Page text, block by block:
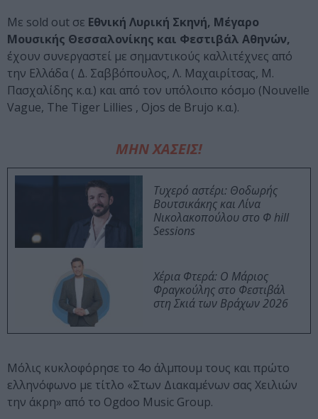
Με sold out σε Εθνική Λυρική Σκηνή, Μέγαρο
Μουσικής Θεσσαλονίκης και Φεστιβάλ Αθηνών,
έχουν συνεργαστεί με σημαντικούς καλλιτέχνες από
την Ελλάδα ( Δ. Σαββόπουλος, Λ. Μαχαιρίτσας, Μ.
Πασχαλίδης κ.α.) και από τον υπόλοιπο κόσμο (Nouvelle
Vague, The Tiger Lillies , Ojos de Brujo κ.α.).
ΜΗΝ ΧΑΣΕΙΣ!
Τυχερό αστέρι: Θοδωρής
Βουτσικάκης και Λίνα
Νικολακοπούλου στο Φ hill
Sessions
Χέρια Φτερά: Ο Μάριος
Φραγκούλης στο Φεστιβάλ
στη Σκιά των Βράχων 2026
Μόλις κυκλοφόρησε το 4ο άλμπουμ τους και πρώτο
ελληνόφωνο με τίτλο «Στων Διακαμένων σας Χειλιών
την άκρη» από το Ogdoo Music Group.